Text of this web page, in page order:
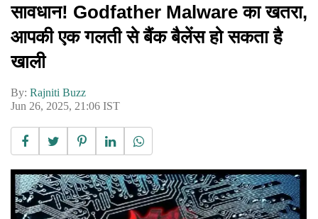
सावधान! Godfather Malware का खतरा,
आपकी एक गलती से बैंक बैलेंस हो सकता है
खाली
By: Rajniti Buzz
Jun 26, 2025, 21:06 IST